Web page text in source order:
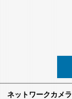
ネットワークカメラ